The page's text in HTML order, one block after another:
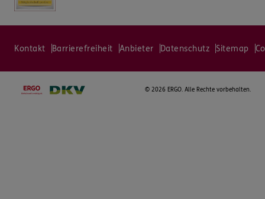
Kontakt Barrierefreiheit Anbieter Datenschutz Sitemap
© 2026 ERGO. Alle Rechte vorbehalten.